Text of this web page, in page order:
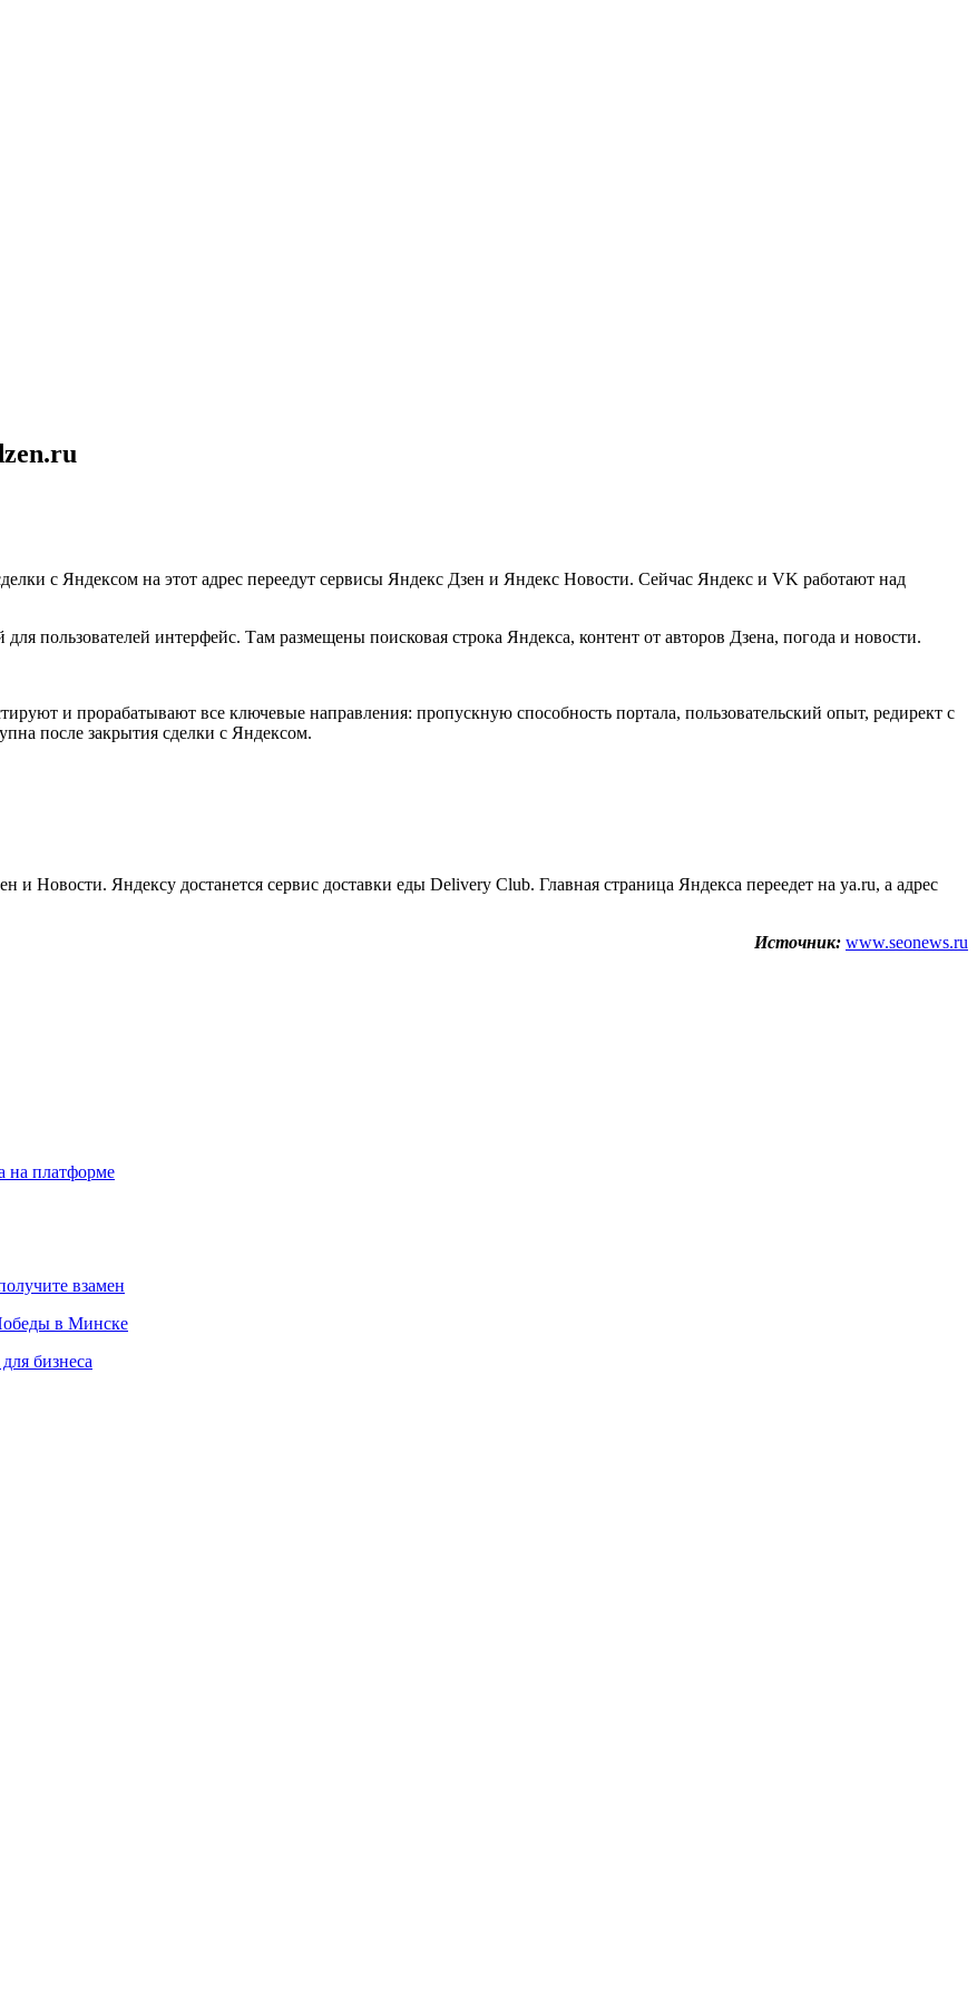
с Яндексом на этот адрес переедут сервисы Яндекс Дзен и Яндекс Новости. Сейчас Яндекс и VK работают над
пользователей интерфейс. Там размещены поисковая строка Яндекса, контент от авторов Дзена, погода и новости.
и прорабатывают все ключевые направления: пропускную способность портала, пользовательский опыт, редирект с
после закрытия сделки с Яндексом.
Новости. Яндексу достанется сервис доставки еды Delivery Club. Главная страница Яндекса переедет на ya.ru, а адрес
Источник: www.seonews.ru
на платформе
взамен
в Минске
бизнеса